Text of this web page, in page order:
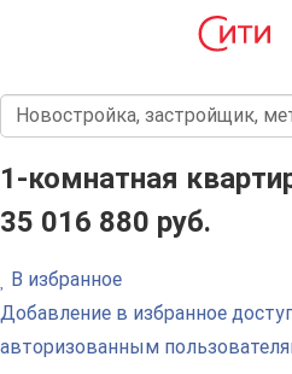
1-комнатная
35 016 880 руб.
В избранное
Добавление в избранное
авторизованным